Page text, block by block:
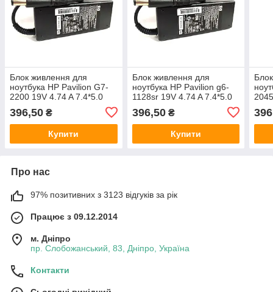
Блок живлення для
ноутбука HP Pavilion G7-
2200 19V 4.74 A 7.4*5.0
396,50 ₴
Купити
Блок живлення для
ноутбука HP Pavilion g6-
1128sr 19V 4.74 A 7.4*5.0
396,50₴
Купити
Про нас
97% позитивних з 3123 відгуків за рік
Працює з 09.12.2014
м. Дніпро
пр. Слобожанський, 83, Дніпро, Україна
Контакти